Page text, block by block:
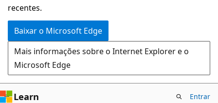
recentes.
Baixar o Microsoft Edge
Mais informações sobre o Internet Explorer e o
Microsoft Edge
Learn Entrar